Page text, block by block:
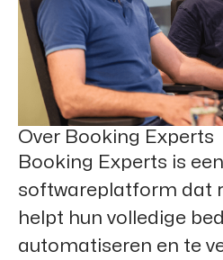
Over Booking Experts
Booking Experts is
softwareplatform dat
helpt hun volledige
automatiseren en te